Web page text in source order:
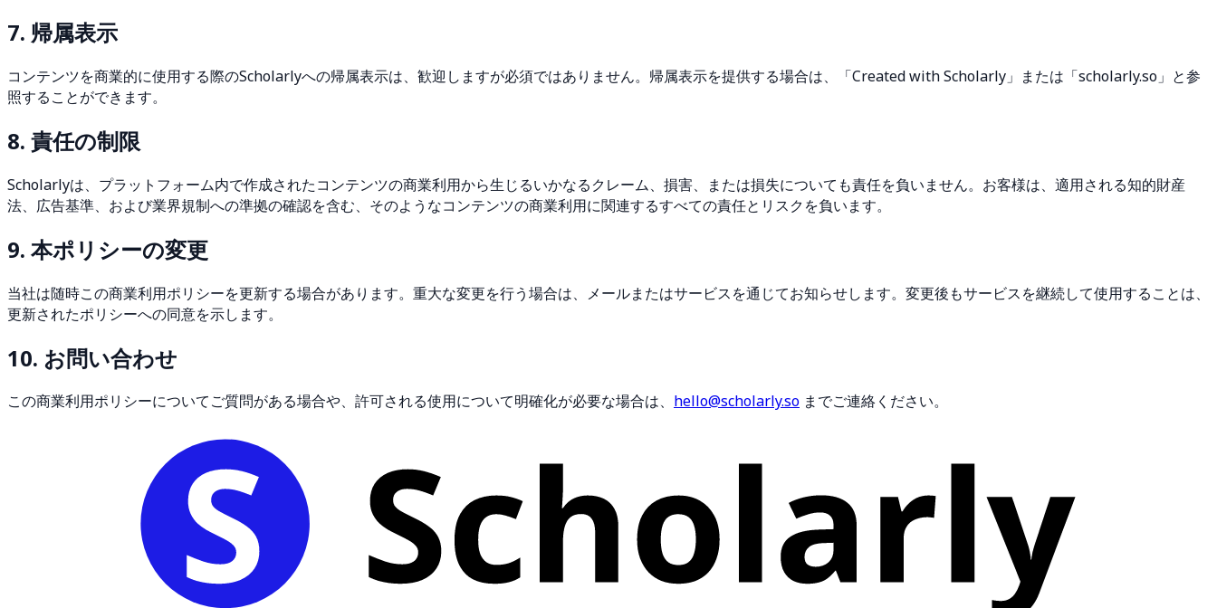
7. 帰属表示
コンテンツを商業的に使用する際のScholarlyへの帰属表示は、歓迎しますが必須ではありません。帰属表示を提供する場合は、「Created with Scholarly」または「scholarly.so」と参
照することができます。
8. 責任の制限
Scholarlyは、プラットフォーム内で作成されたコンテンツの商業利用から生じるいかなるクレーム、損害、または損失についても責任を負いません。お客様は、適用される知的財産
法、広告基準、および業界規制への準拠の確認を含む、そのようなコンテンツの商業利用に関連するすべての責任とリスクを負います。
9. 本ポリシーの変更
当社は随時この商業利用ポリシーを更新する場合があります。重大な変更を行う場合は、メールまたはサービスを通じてお知らせします。変更後もサービスを継続して使用することは、
更新されたポリシーへの同意を示します。
10. お問い合わせ
この商業利用ポリシーについてご質問がある場合や、許可される使用について明確化が必要な場合は、 hello@scholarly.so までご連絡ください。